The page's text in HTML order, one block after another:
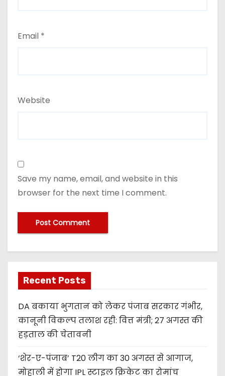
Email *
Website
Save my name, email, and website in this
browser for the next time I comment.
Recent Posts
DA बकाया भुगतान को लेकर पंजाब सरकार गंभीर,
कानूनी विकल्प तलाश रही: वित्त मंत्री; 27 अगस्त की
हड़ताल की चेतावनी
‘शेर-ए-पंजाब’ T20 लीग का 30 अगस्त से आगाज,
मोहाली में होगा IPL स्टाइल क्रिकेट का रोमांच